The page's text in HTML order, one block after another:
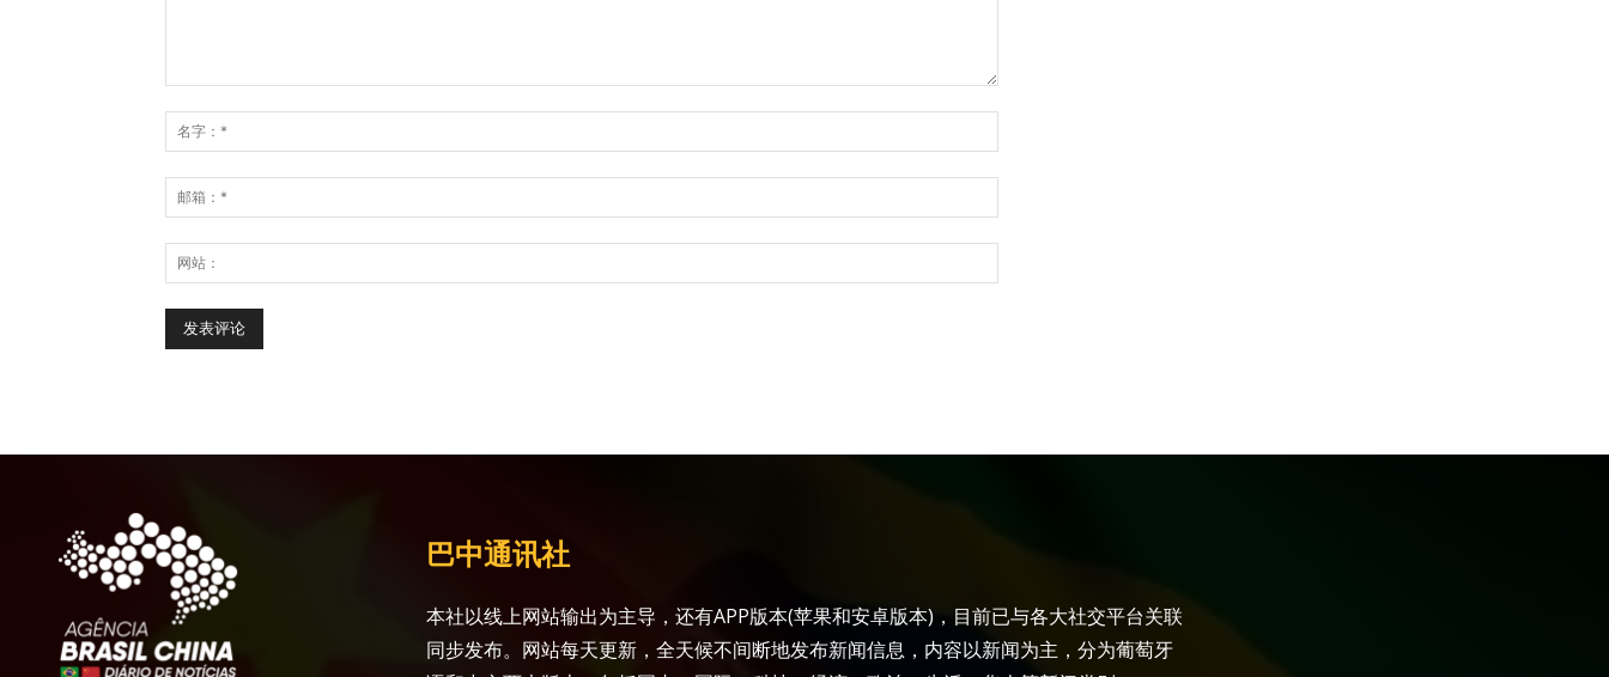
巴中通讯社
本社以线上网站输出为主导，还有APP版本(苹果和安卓版本)，目前已与各大社交平台关联
同步发布。网站每天更新，全天候不间断地发布新闻信息，内容以新闻为主，分为葡萄牙